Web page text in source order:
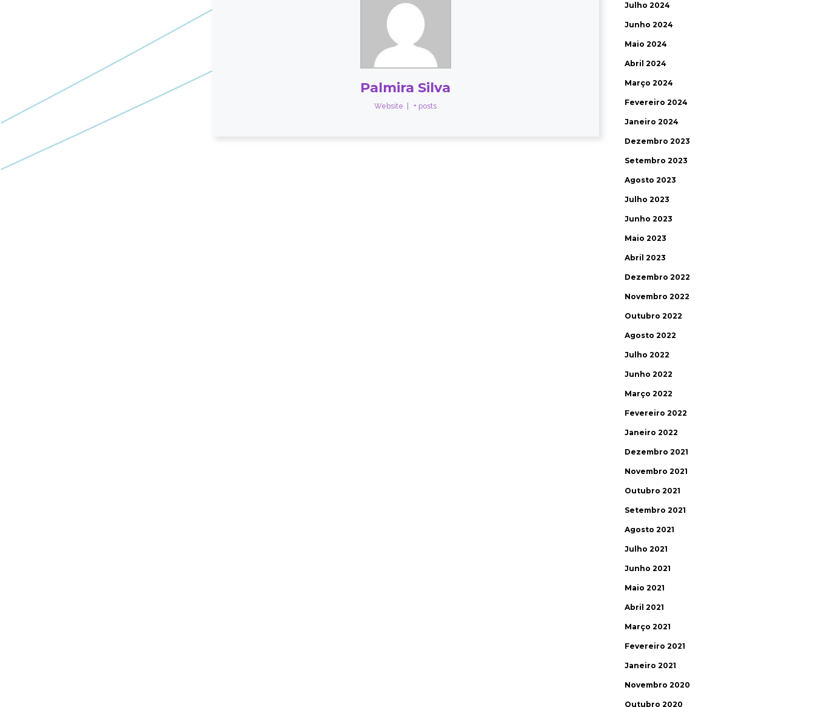
Palmira Silva
Website + posts
Julho 2024
Junho 2024
Maio 2024
Abril 2024
Março 2024
Fevereiro 2024
Janeiro 2024
Dezembro 2023
Setembro 2023
Agosto 2023
Julho 2023
Junho 2023
Maio 2023
Abril 2023
Dezembro 2022
Novembro 2022
Outubro 2022
Agosto 2022
Julho 2022
Junho 2022
Março 2022
Fevereiro 2022
Janeiro 2022
Dezembro 2021
Novembro 2021
Outubro 2021
Setembro 2021
Agosto 2021
Julho 2021
Junho 2021
Maio 2021
Abril 2021
Março 2021
Fevereiro 2021
Janeiro 2021
Novembro 2020
Outubro 2020